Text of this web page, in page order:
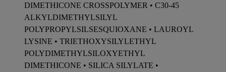
DIMETHICONE CROSSPOLYMER • C30-45
ALKYLDIMETHYLSILYL
POLYPROPYLSILSESQUIOXANE • LAUROYL
LYSINE • TRIETHOXYSILYLETHYL
POLYDIMETHYLSILOXYETHYL
DIMETHICONE • SILICA SILYLATE •